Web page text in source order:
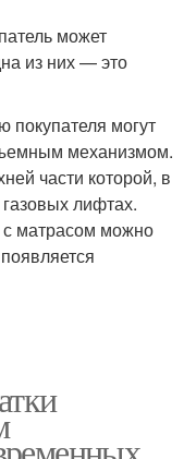
может
из них — это
покупателя могут
механизмом.
части которой, в
лифтах.
с матрасом можно